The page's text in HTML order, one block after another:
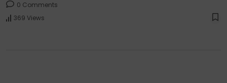
0 Comments
369 Views